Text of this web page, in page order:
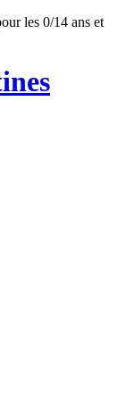
les 0/14 ans et